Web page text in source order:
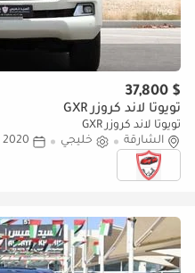
$ 37,800
تويوتا لاند كروزر GXR
تويوتا لاند كروزر GXR
الشارقة
خليجي 2020